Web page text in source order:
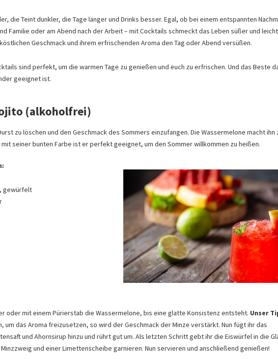
die Teint dunkler, die Tage länger und Drinks besser. Egal, ob bei einem entspannten
Familie oder am Abend nach der Arbeit – mit Cocktails schmeckt das Leben süßer und
Geschmack und ihrem erfrischenden Aroma den Tag oder Abend versüßen.
sind perfekt, um die warmen Tage zu genießen und euch zu erfrischen. Und das Beste
geeignet ist.
(alkoholfrei)
zu löschen und den Geschmack des Sommers einzufangen. Die Wassermelone macht ihn
seiner bunten Farbe ist er perfekt geeignet, um den Sommer willkommen zu heißen.
gewürfelt
oder mit einem Pürierstab die Wassermelone, bis eine glatte Konsistenz entsteht. Unser
um das Aroma freizusetzen, so wird der Geschmack der Minze verstärkt. Nun fügt ihr das
und Ahornsirup hinzu und rührt gut um. Als letzten Schritt gebt ihr die Eiswürfel in die
und einer Limettenscheibe garnieren. Nun servieren und anschließend genießen!